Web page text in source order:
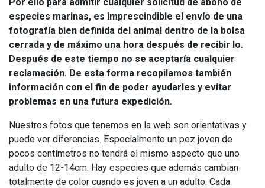
especies marinas, es imprescindible el envío de una
fotografía bien definida del animal dentro de la bolsa
cerrada y de máximo una hora después de recibir lo.
Después de este tiempo no se aceptaría cualquier
reclamación. De esta forma recopilamos también
información con el fin de poder ayudarles y evitar
problemas en una futura expedición.
Nuestros fotos que tenemos en la web son orientativas y
puede ver diferencias. Especialmente un pez joven de
pocos centímetros no tendrá el mismo aspecto que uno
adulto de 12-14cm. Hay especies que además cambian
totalmente de color cuando es joven a un adulto. Cada